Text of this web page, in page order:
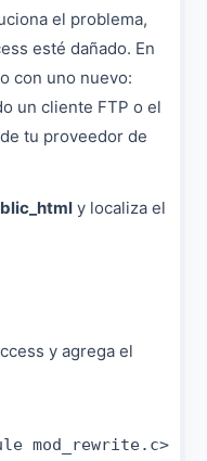
el problema,
esté dañado. En
con uno nuevo:
un cliente FTP o el
tu proveedor de
y localiza el
y agrega el
mod_rewrite.c>